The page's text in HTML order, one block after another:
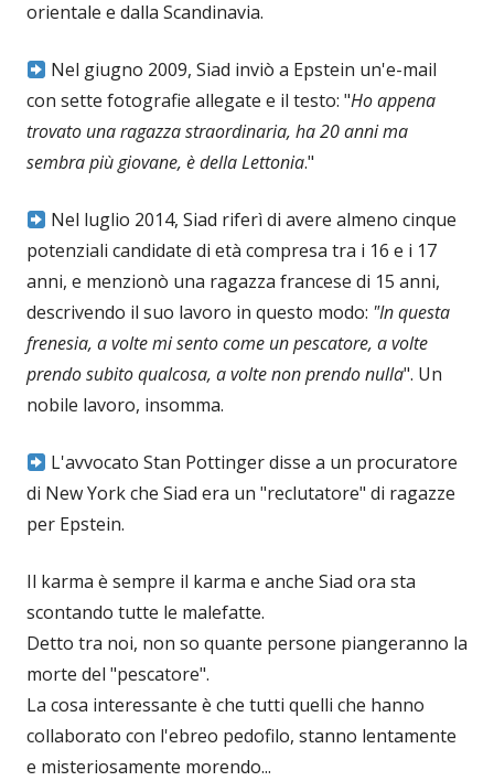
orientale e dalla Scandinavia.
Nel giugno 2009, Siad inviò a Epstein un'e-mail
con sette fotografie allegate e il testo: "Ho appena
trovato una ragazza straordinaria, ha 20 anni ma
sembra più giovane, è della Lettonia."
Nel luglio 2014, Siad riferì di avere almeno cinque
potenziali candidate di età compresa tra i 16 e i 17
anni, e menzionò una ragazza francese di 15 anni,
descrivendo il suo lavoro in questo modo: "In questa
frenesia, a volte mi sento come un pescatore, a volte
prendo subito qualcosa, a volte non prendo nulla". Un
nobile lavoro, insomma.
L'avvocato Stan Pottinger disse a un procuratore
di New York che Siad era un "reclutatore" di ragazze
per Epstein.
Il karma è sempre il karma e anche Siad ora sta
scontando tutte le malefatte.
Detto tra noi, non so quante persone piangeranno la
morte del "pescatore".
La cosa interessante è che tutti quelli che hanno
collaborato con l'ebreo pedofilo, stanno lentamente
e misteriosamente morendo...